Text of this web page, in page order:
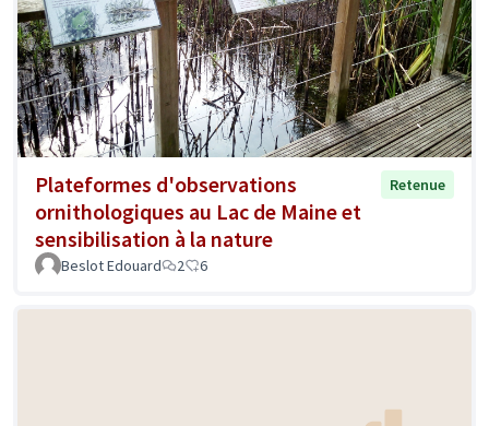
Plateformes d'observations
ornithologiques au Lac de Maine et
sensibilisation à la nature
Retenue
Beslot Edouard 2 6